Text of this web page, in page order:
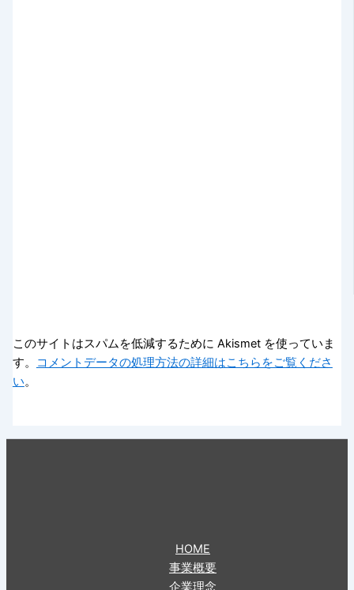
このサイトはスパムを低減するために Akismet を使っていま
す。
コメントデータの処理方法の詳細はこちらをご覧くださ
い。
HOME
事業概要
企業理念